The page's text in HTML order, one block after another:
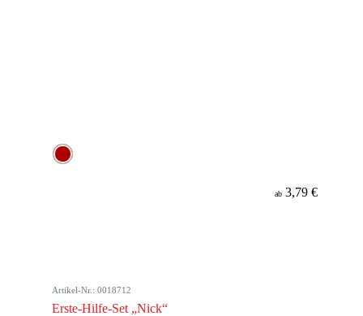
ab 3,79 €
Artikel-Nr.: 0018712
Erste-Hilfe-Set „Nick“